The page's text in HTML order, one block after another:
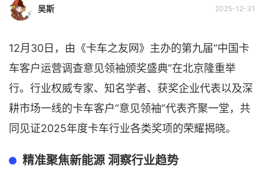
2025-12-31
吴斯
12月30日，由《卡车之友网》主办的第九届“中国卡
车客户运营调查意见领袖颁奖盛典”在北京隆重举
行。行业权威专家、知名学者、获奖企业代表以及深
耕市场一线的卡车客户“意见领袖”代表齐聚一堂，共
同见证2025年度卡车行业各类奖项的荣耀揭晓。
精准聚焦新能源 洞察行业趋势